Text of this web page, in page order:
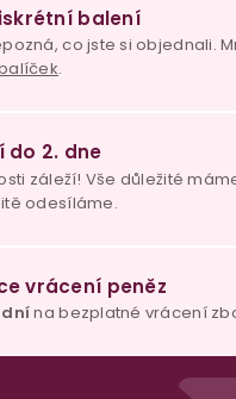
diskrétní balení
co jste si